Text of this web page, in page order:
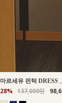
마르세유 핀턱 DRESS
28% 137,000원